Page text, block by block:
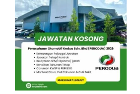
Update Jawatan Kosong
Cara Memohon
Permohonan jawatan
melalui pautan
boleh didapati melalui
disediakan dibawah.